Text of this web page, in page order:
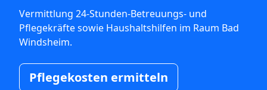
Vermittlung 24-Stunden-Betreuungs- und
Pflegekräfte sowie Haushaltshilfen im Raum Bad
Windsheim.
Pflegekosten ermitteln